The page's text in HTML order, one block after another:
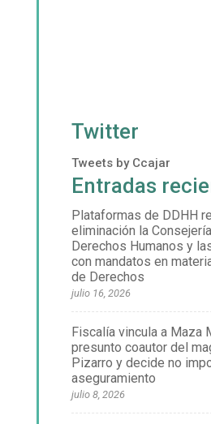
Twitter
Tweets by Ccajar
Entradas
Plataformas de DDHH
eliminación la
Derechos Humanos y
con mandatos en
de Derechos
julio 16, 2026
Fiscalía vincula a Maza
presunto coautor del
Pizarro y decide no
aseguramiento
julio 8, 2026